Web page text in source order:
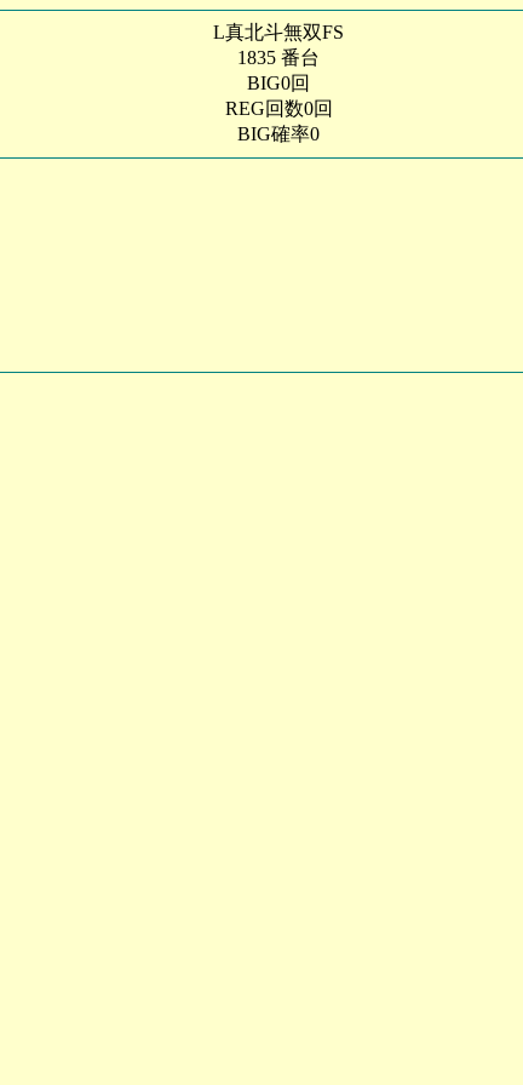
L真北斗無双FS
1835 番台
BIG0回
REG回数0回
BIG確率0